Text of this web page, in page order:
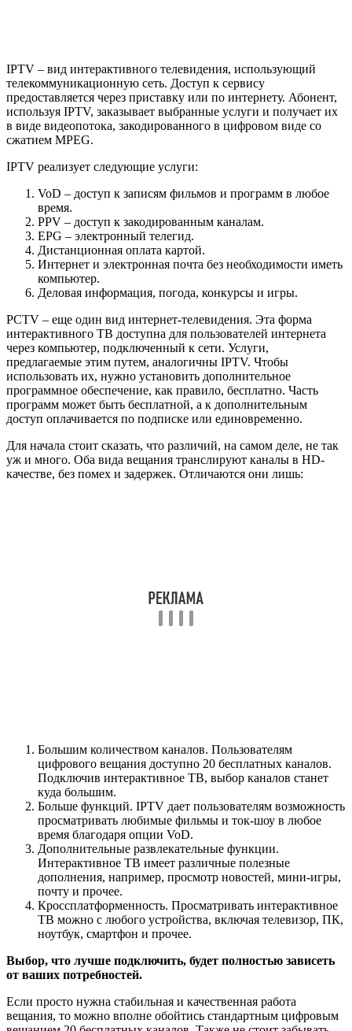
PCTV – еще один вид интернет-телевидения. Эта форма
интерактивного ТВ доступна для пользователей интернета
через компьютер, подключенный к сети. Услуги,
предлагаемые этим путем, аналогичны IPTV. Чтобы
использовать их, нужно установить дополнительное
программное обеспечение, как правило, бесплатно. Часть
доступ оплачивается по подписке или единовременно.
Для начала стоит сказать, что различий, на самом деле, не так
уж и много. Оба вида вещания транслируют каналы в HD-
качестве, без помех и задержек. Отличаются они лишь:
Дополнительные развлекательные функции.
Интерактивное ТВ имеет различные полезные
дополнения, например, просмотр новостей, мини-игры,
Если просто нужна стабильная и качественная работа
вещания, то можно вполне обойтись стандартным цифровым
вещанием 20 бесплатных каналов. Также не стоит забывать,
что существует кабельное и спутниковое вещание, с помощью
них также можно расширить количество каналов.
Но если нужен доступ к большому количеству каналов,
онлайн-кинотеатрам, записям фильмов и ток-шоу, то стоит
выбрать интерактивное телевидение.
23.08.202012:571174Виктор Фельк
IT Техник
Провайдер OnLime, предоставляющий в Москве услуги
своим клиентам смотреть более полутора сотен различных
телеканалов в HD-качестве плюс предлагает дополнительные
классического цифрового ТВ, абоненты провайдера могут
подключить более современный вариант – интерактивное ТВ,